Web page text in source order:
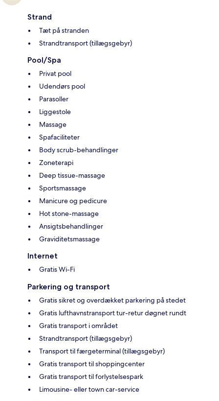
Strand
Tæt på stranden
Strandtransport (tillægsgebyr)
Pool/Spa
Privat pool
Udendørs pool
Parasoller
Liggestole
Massage
Spafaciliteter
Body scrub-behandlinger
Zoneterapi
Deep tissue-massage
Sportsmassage
Manicure og pedicure
Hot stone-massage
Ansigtsbehandlinger
Graviditetsmassage
Internet
Gratis Wi-Fi
Parkering og transport
Gratis sikret og overdækket parkering på stedet
Gratis lufthavnstransport tur-retur døgnet rundt
Gratis transport i området
Strandtransport (tillægsgebyr)
Transport til færgeterminal (tillægsgebyr)
Gratis transport til shoppingcenter
Gratis transport til forlystelsespark
Limousine- eller town car-service